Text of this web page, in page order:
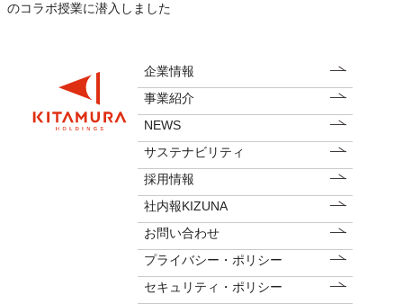
のコラボ授業に潜入しました
企業情報
事業紹介
NEWS
サステナビリティ
採用情報
社内報KIZUNA
お問い合わせ
プライバシー・ポリシー
セキュリティ・ポリシー